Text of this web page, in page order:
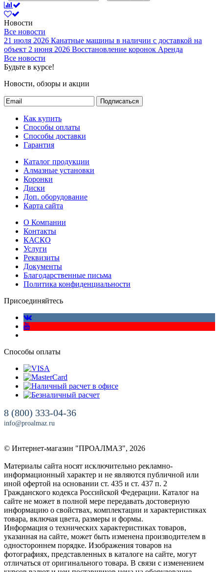
Новости
Все новости
21 июля 2026 Канатные машины в наличии с доставкой на
объект 2 июня 2026 Восстановление коронок Аренда
Все новости
Будьте в курсе!
Новости, обзоры и акции
Подписаться
Как купить
Способы оплаты
Способы доставки
Гарантия
Каталог продукции
Алмазные установки
Коронки
Диски
Доп. оборудование
Карта сайта
О Компании
Контакты
КАСКО
Услуги
Реквизиты
Документы
Благодарственные письма
Политика конфиденциальности
Присоединяйтесь
Способы оплаты
8 (800) 333-04-36
info@proalmaz.ru
© Интернет-магазин "ПРОАЛМАЗ", 2026
Материалы сайта носят исключительно рекламно-
информационный характер и не являются публичной или
иной офертой на основании ст. 435 и ст. 437 п. 2
Гражданского кодекса Российской Федерации. Каталог на
сайте не может в полной мере передавать достоверную
информацию о свойствах, комплектации и характеристиках
товара, включая цвета, размеры и формы.
Информация о технических характеристиках товаров,
указанная на сайте, может быть изменена производителем в
одностороннем порядке. Изображения товаров на
фотографиях, представленных в каталоге на сайте, могут
отличаться от оригинального товара. В связи с изменением